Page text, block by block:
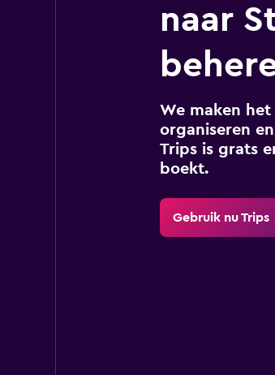
naar
We maken
organiseren
Trips is grats
boekt.
Gebruik nu Trips